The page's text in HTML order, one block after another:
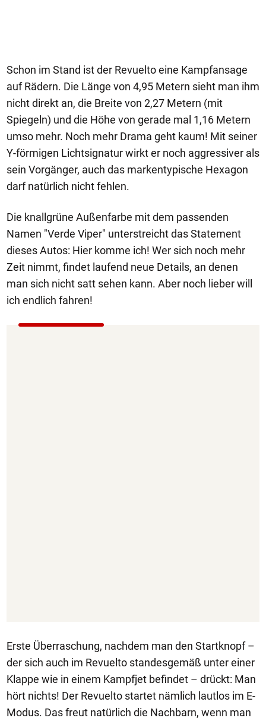
Schon im Stand ist der Revuelto eine Kampfansage
auf Rädern. Die Länge von 4,95 Metern sieht man ihm
nicht direkt an, die Breite von 2,27 Metern (mit
Spiegeln) und die Höhe von gerade mal 1,16 Metern
umso mehr. Noch mehr Drama geht kaum! Mit seiner
Y-förmigen Lichtsignatur wirkt er noch aggressiver als
sein Vorgänger, auch das markentypische Hexagon
darf natürlich nicht fehlen.
Die knallgrüne Außenfarbe mit dem passenden
Namen "Verde Viper" unterstreicht das Statement
dieses Autos: Hier komme ich! Wer sich noch mehr
Zeit nimmt, findet laufend neue Details, an denen
man sich nicht satt sehen kann. Aber noch lieber will
ich endlich fahren!
Erste Überraschung, nachdem man den Startknopf –
der sich auch im Revuelto standesgemäß unter einer
Klappe wie in einem Kampfjet befindet – drückt: Man
hört nichts! Der Revuelto startet nämlich lautlos im E-
Modus. Das freut natürlich die Nachbarn, wenn man